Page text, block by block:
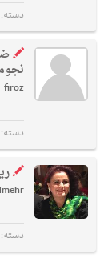
دسته:
firoz
دسته:
دسته: